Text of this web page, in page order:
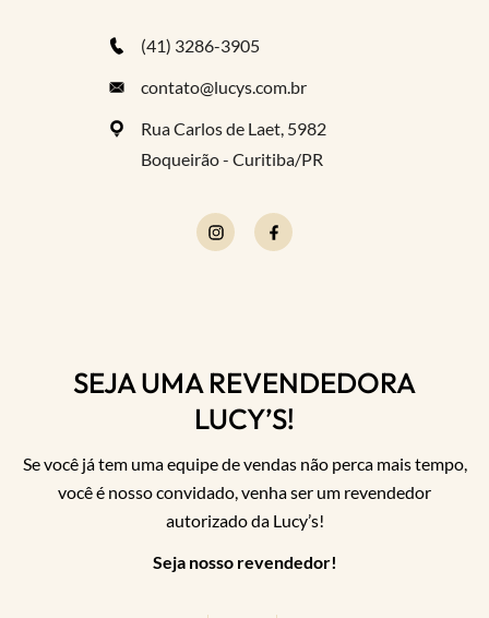
(41) 3286-3905
contato@lucys.com.br
Rua Carlos de Laet, 5982
Boqueirão - Curitiba/PR
SEJA UMA REVENDEDORA
LUCY’S!
Se você já tem uma equipe de vendas não perca mais tempo,
você é nosso convidado, venha ser um revendedor
autorizado da Lucy’s!
Seja nosso revendedor!